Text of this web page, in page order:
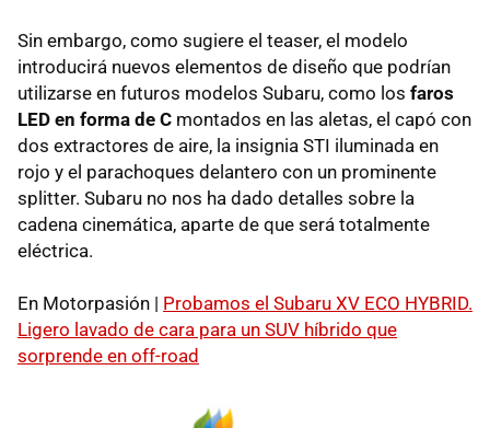
Sin embargo, como sugiere el teaser, el modelo
introducirá nuevos elementos de diseño que podrían
utilizarse en futuros modelos Subaru, como los faros
LED en forma de C montados en las aletas, el capó con
dos extractores de aire, la insignia STI iluminada en
rojo y el parachoques delantero con un prominente
splitter. Subaru no nos ha dado detalles sobre la
cadena cinemática, aparte de que será totalmente
eléctrica.
En Motorpasión | Probamos el Subaru XV ECO HYBRID.
Ligero lavado de cara para un SUV híbrido que
sorprende en off-road